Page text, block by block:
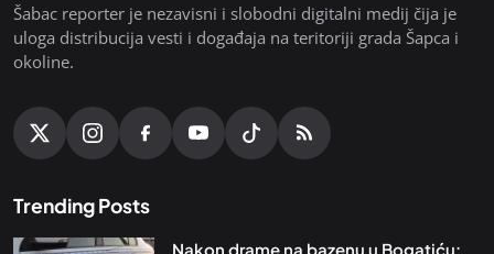
Šabac reporter je nezavisni i slobodni digitalni medij čija je
uloga distribucija vesti i događaja na teritoriji grada Šapca i
okoline.
Trending Posts
Nakon drame na bazenu u Bogatiću: